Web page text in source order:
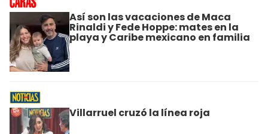
Así son las vacaciones de Maca
Rinaldi y Fede Hoppe: mates en la
playa y Caribe mexicano en familia
Villarruel cruzó la línea roja